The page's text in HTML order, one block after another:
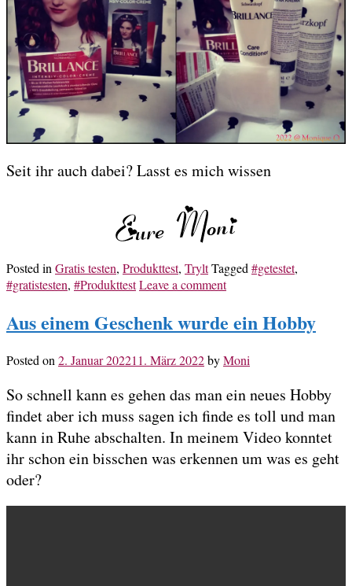
Seit ihr auch dabei? Lasst es mich wissen
Posted in Gratis testen, Produkttest, TryltTagged #getestet,
#gratistesten, #ProdukttestLeave a comment
Aus einem Geschenk wurde ein Hobby
Posted on 2. Januar 202211. März 2022byMoni
So schnell kann es gehen das man ein neues Hobby
findet aber ich muss sagen ich finde es toll und man
kann in Ruhe abschalten. In meinem Video konntet
ihr schon ein bisschen was erkennen um was es geht
oder?